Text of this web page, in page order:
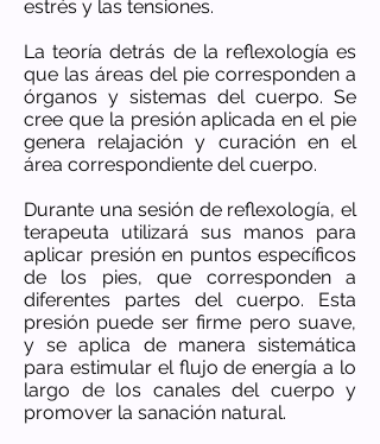
estrés y las tensiones.
La teoría detrás de la reflexología es
que las áreas del pie corresponden a
órganos y sistemas del cuerpo. Se
cree que la presión aplicada en el pie
genera relajación y curación en el
área correspondiente del cuerpo.
Durante una sesión de reflexología, el
terapeuta utilizará sus manos para
aplicar presión en puntos específicos
de los pies, que corresponden a
diferentes partes del cuerpo. Esta
presión puede ser firme pero suave,
y se aplica de manera sistemática
para estimular el flujo de energía a lo
largo de los canales del cuerpo y
promover la sanación natural.